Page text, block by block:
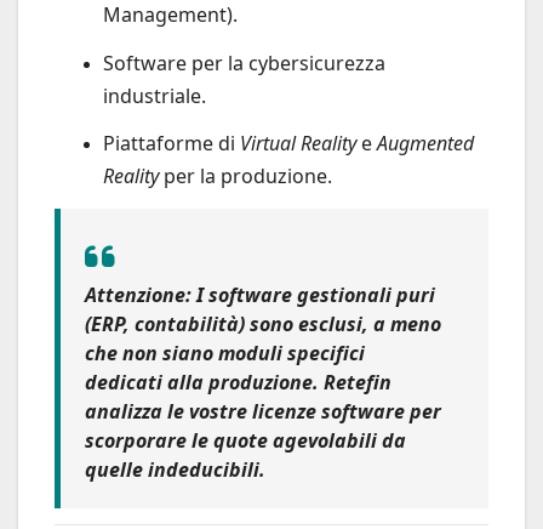
Management).
Software per la cybersicurezza
industriale.
Piattaforme di Virtual RealityeAugmented
Realityper la produzione.
Attenzione:I software gestionali puri
(ERP, contabilità) sonoesclusi, a meno
che non siano moduli specifici
dedicati alla produzione. Retefin
analizza le vostre licenze software per
scorporare le quote agevolabili da
quelle indeducibili.